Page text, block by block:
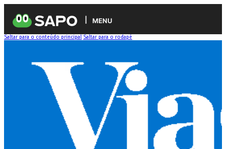
MENU
Saltar para o conteúdo principal Saltar para o rodapé